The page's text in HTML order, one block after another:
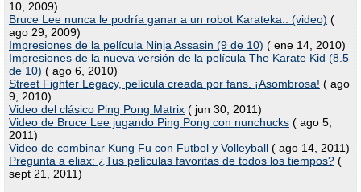
10, 2009)
Bruce Lee nunca le podría ganar a un robot Karateka.. (video) (
ago 29, 2009)
Impresiones de la película Ninja Assasin (9 de 10) ( ene 14, 2010)
Impresiones de la nueva versión de la película The Karate Kid (8.5
de 10) ( ago 6, 2010)
Street Fighter Legacy, película creada por fans. ¡Asombrosa! ( ago
9, 2010)
Video del clásico Ping Pong Matrix ( jun 30, 2011)
Video de Bruce Lee jugando Ping Pong con nunchucks ( ago 5,
2011)
Video de combinar Kung Fu con Futbol y Volleyball ( ago 14, 2011)
Pregunta a eliax: ¿Tus películas favoritas de todos los tiempos? (
sept 21, 2011)